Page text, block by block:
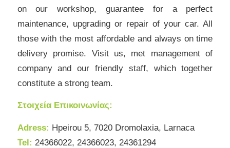
on our workshop, guarantee for a perfect
maintenance, upgrading or repair of your car. All
those with the most affordable and always on time
delivery promise. Visit us, met management of
company and our friendly staff, which together
constitute a strong team.
Στοιχεία Επικοινωνίας:
Adress: Hpeirou 5, 7020 Dromolaxia, Larnaca
Tel: 24366022, 24366023, 24361294